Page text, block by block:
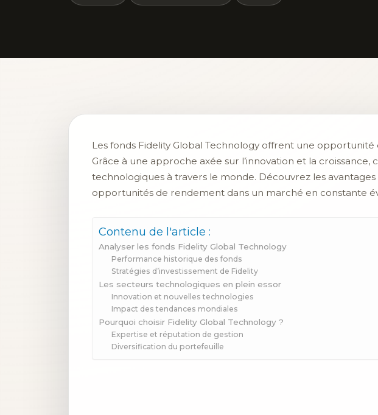
Les fonds Fidelity Global Technology offrent une
Grâce à une approche axée sur l’innovation et la
technologiques à travers le monde. Découvrez les
opportunités de rendement dans un marché en constante
Contenu de l'article :
Analyser les fonds Fidelity Global Technology
Performance historique des fonds
Stratégies d’investissement de Fidelity
Les secteurs technologiques en plein essor
Innovation et nouvelles technologies
Impact des tendances mondiales
Pourquoi choisir Fidelity Global Technology ?
Expertise et réputation de gestion
Diversification du portefeuille